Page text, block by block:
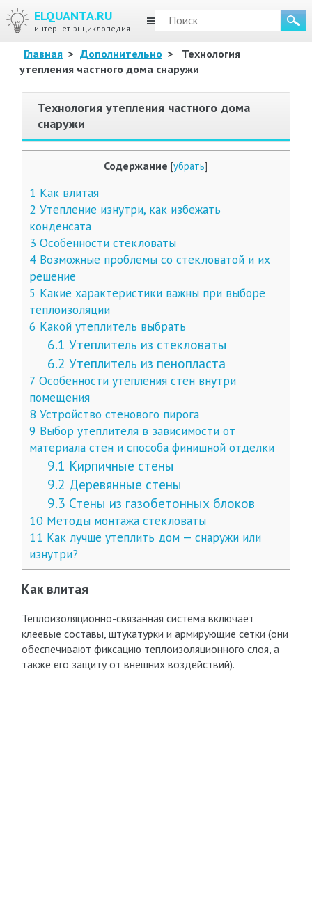
ELQUANTA.RU
интернет-энциклопедия
МЕНЮ
Главная > Дополнительно >
Технология
утепления частного дома снаружи
Технология утепления частного дома
снаружи
Содержание [убрать]
1 Как влитая
2 Утепление изнутри, как избежать
конденсата
3 Особенности стекловаты
4Возможные проблемы со стекловатой и их
решение
5 Какие характеристики важны при выборе
теплоизоляции
6 Какой утеплитель выбрать
6.1 Утеплитель из стекловаты
6.2 Утеплитель из пенопласта
7 Особенности утепления стен внутри
помещения
8 Устройство стенового пирога
9 Выбор утеплителя в зависимости от
материала стен и способа финишной отделки
9.1 Кирпичные стены
9.2 Деревянные стены
9.3 Стены из газобетонных блоков
10Методы монтажа стекловаты
11 Как лучше утеплить дом — снаружи или
изнутри?
Как влитая
Теплоизоляционно-связанная система включает
клеевые составы, штукатурки и армирующие сетки (они
обеспечивают фиксацию теплоизоляционного слоя, а
также его защиту от внешних воздействий).